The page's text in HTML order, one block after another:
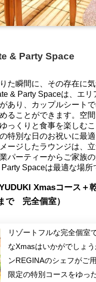
& Party Space
た瞬間に、その存在に
& Party Spaceは、エリ
あり、カップルシート
ることができます。空
っくりと食事を楽しむこ
特別な日のお祝いに最
ージしたラウンジは、
パーティーからご家族の
Spaceは最適な場所
Xmasコース＋
で 完全個室）
リゾートフルな完全個室
なXmasはいかがでしょ
ンREGINAのシェフがご
限定の特別コースをゆっ